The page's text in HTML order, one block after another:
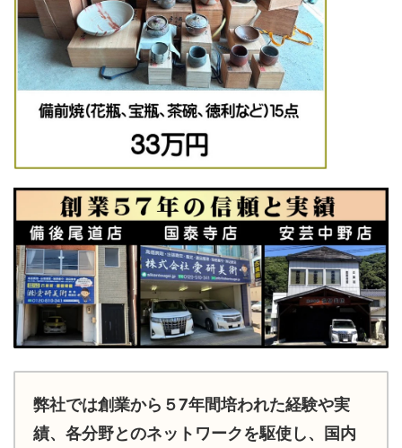
弊社では創業から５7年間培われた経験や実
績、各分野とのネットワークを駆使し、国内